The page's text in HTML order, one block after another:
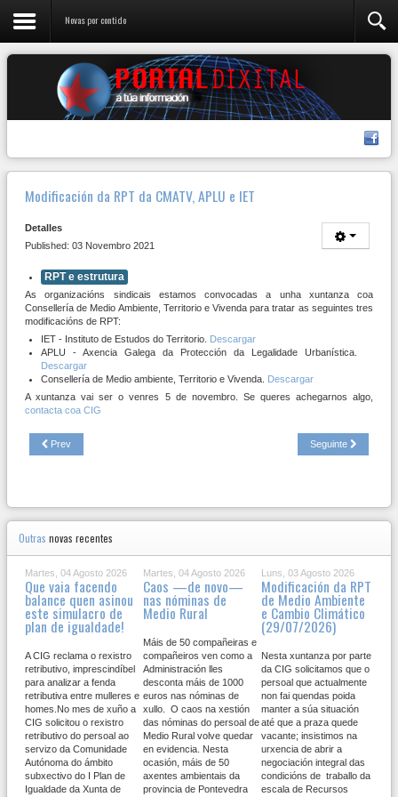
Novas por contido
Modificación da RPT da CMATV, APLU e IET
Detalles
Published: 03 Novembro 2021
RPT e estrutura
As organizacións sindicais estamos convocadas a unha xuntanza coa
Consellería de Medio Ambiente, Territorio e Vivenda para tratar as seguintes tres
modificacións de RPT:
IET - Instituto de Estudos do Territorio. Descargar
APLU - Axencia Galega da Protección da Legalidade Urbanística.
Descargar
Consellería de Medio ambiente, Territorio e Vivenda. Descargar
A xuntanza vai ser o venres 5 de novembro. Se queres achegarnos algo,
contacta coa CIG
Prev Seguinte
Outras novas recentes
Martes, 04 Agosto 2026
Que vaia facendo
balance quen asinou
este simulacro de
plan de igualdade!
A CIG reclama o rexistro
retributivo, imprescindíbel
para analizar a fenda
retributiva entre mulleres e
homes.No mes de xuño a
CIG solicitou o rexistro
retributivo do persoal ao
servizo da Comunidade
Autónoma do ámbito
subxectivo do I Plan de
Igualdade da Xunta de
Martes, 04 Agosto 2026
Caos —de novo—
nas nóminas de
Medio Rural
Máis de 50 compañeiras e
compañeiros ven como a
Administración lles
desconta máis de 1000
euros nas nóminas de
xullo. O caos na xestión
das nóminas do persoal de
Medio Rural volve quedar
en evidencia. Nesta
ocasión, máis de 50
axentes ambientais da
provincia de Pontevedra
Luns, 03 Agosto 2026
Modificación da RPT
de Medio Ambiente
e Cambio Climático
(29/07/2026)
Nesta xuntanza por parte
da CIG solicitamos que o
persoal que actualmente
non fai quendas poida
manter a súa situación
até que a praza quede
vacante; insistimos na
urxencia de abrir a
negociación integral das
condicións de traballo da
escala de Recursos